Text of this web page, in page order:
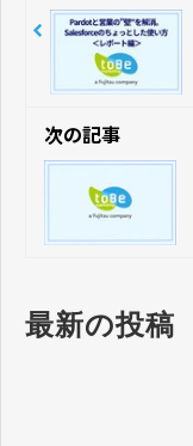
次の記事
最新の投稿